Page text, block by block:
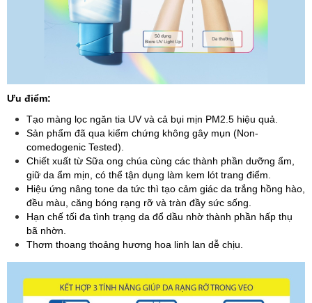
Ưu điểm:
Tạo màng lọc ngăn tia UV và cả bụi mịn PM2.5 hiệu quả.
Sản phẩm đã qua kiểm chứng không gây mụn (Non-
comedogenic Tested).
Chiết xuất từ Sữa ong chúa cùng các thành phần dưỡng ẩm,
giữ da ẩm mịn, có thể tận dụng làm kem lót trang điểm.
Hiệu ứng nâng tone da tức thì tạo cảm giác da trắng hồng hào,
đều màu, căng bóng rạng rỡ và tràn đầy sức sống.
Hạn chế tối đa tình trạng da đổ dầu nhờ thành phần hấp thụ
bã nhờn.
Thơm thoang thoảng hương hoa linh lan dễ chịu.